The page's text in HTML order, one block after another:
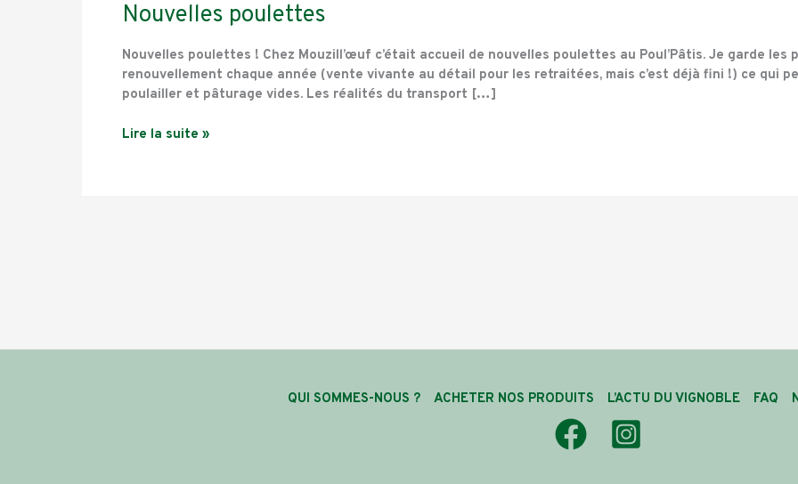
Nouvelles poulettes
Nouvelles poulettes ! Chez Mouzill’œuf c’était accueil de nouvelles poulettes au Poul’Pâtis. Je garde les
renouvellement chaque année (vente vivante au détail pour les retraitées, mais c’est déjà fini !) ce qui
poulailler et pâturage vides. Les réalités du transport […]
Nouvelles
Lire la suite »
QUI SOMMES-NOUS ? ACHETER NOS PRODUITS L’ACTU DU VIGNOBLE FAQ